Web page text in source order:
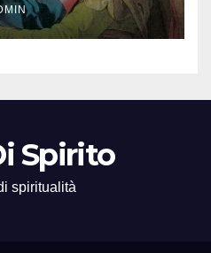
Spirito
spiritualità